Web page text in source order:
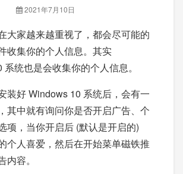
2021年7月10日
大家越来越重视了，都会尽可能的
收集你的个人信息。其实
统也是会收集你的个人信息。
装好 Windows 10 系统后，会有一
其中就有询问你是否开启广告、个
项，当你开启后 (默认是开启的)
个人喜爱，然后在开始菜单磁铁推
容。